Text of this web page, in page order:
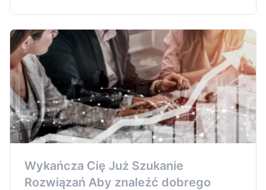
Wykańcza Cię Już Szukanie
Rozwiązań Aby znaleźć dobrego